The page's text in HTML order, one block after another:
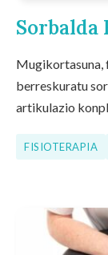
Sorbalda
Mugikortasuna,
berreskuratu
artikulazio
FISIOTERAPIA